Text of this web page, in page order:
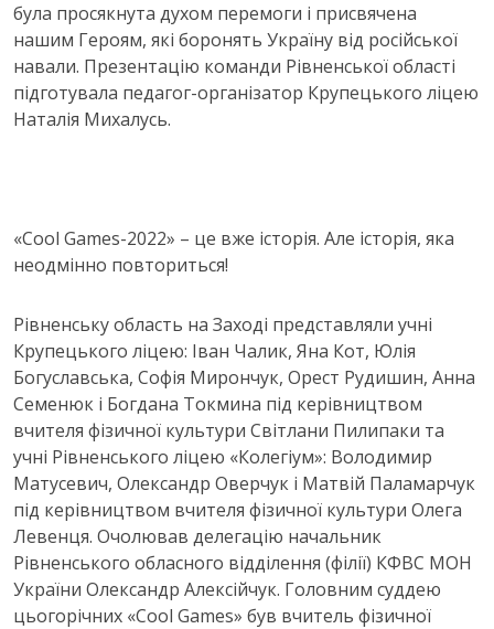
була просякнута духом перемоги і присвячена
нашим Героям, які боронять Україну від російської
навали. Презентацію команди Рівненської області
підготувала педагог-організатор Крупецького ліцею
Наталія Михалусь.
«Cool Games-2022» – це вже історія. Але історія, яка
неодмінно повториться!
Рівненську область на Заході представляли учні
Крупецького ліцею: Іван Чалик, Яна Кот, Юлія
Богуславська, Софія Мирончук, Орест Рудишин, Анна
Семенюк і Богдана Токмина під керівництвом
вчителя фізичної культури Світлани Пилипаки та
учні Рівненського ліцею «Колегіум»: Володимир
Матусевич, Олександр Оверчук і Матвій Паламарчук
під керівництвом вчителя фізичної культури Олега
Левенця. Очолював делегацію начальник
Рівненського обласного відділення (філії) КФВС МОН
України Олександр Алексійчук. Головним суддею
цьогорічних «Cool Games» був вчитель фізичної